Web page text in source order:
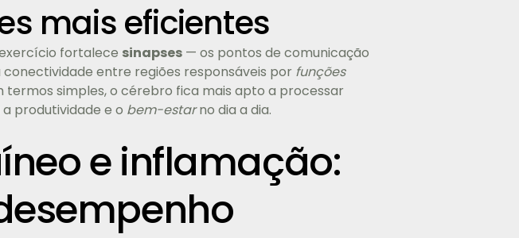
mais eficientes
fortalece sinapses — os pontos de comunicação
entre regiões responsáveis por funções
simples, o cérebro fica mais apto a processar
produtividade e o bem-estarno dia a dia.
e inflamação: